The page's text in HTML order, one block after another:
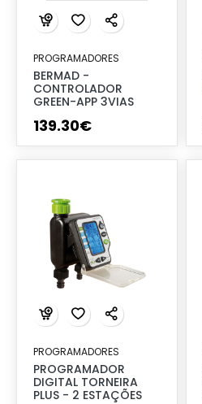
PROGRAMADORES
BERMAD -
CONTROLADOR
GREEN-APP 3VIAS
139.30€
PROGRAMADORES
PROGRAMADOR
DIGITAL TORNEIRA
PLUS - 2 ESTAÇÕES